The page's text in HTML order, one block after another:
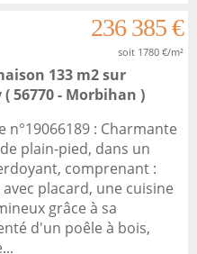
236 385 €
soit 1780 €/m²
133 m2sur
( 56770 - Morbihan )
n°19066189 : Charmante
plain-pied, dans un
comprenant :
placard, une cuisine
grâce à sa
d'un poêle à bois,